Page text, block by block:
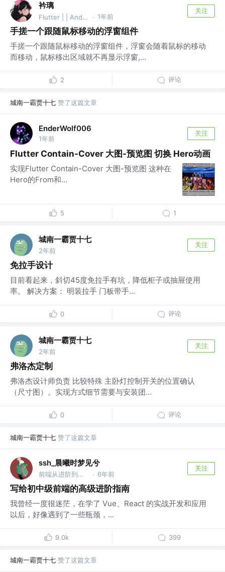
衿璃
Flutter | | Android · 1年前
关注
手搓一个跟随鼠标移动的浮窗组件
手搓一个跟随鼠标移动的浮窗组件，浮窗会随着鼠标的移动
而移动，鼠标移出区域就不再显示浮窗,...
2 评论
城南一霸贾十七 赞了这篇文章
EnderWolf006
1年前
关注
Flutter Contain-Cover 大图-预览图 切换 Hero动画
实现Flutter Contain-Cover 大图-预览图 这种在
Hero的From和...
5 1
城南一霸贾十七
2年前
关注
免拉手设计
目前看起来，斜切45度免拉手有坑，降低柜子或抽屉使用
率。 解决方案： 明装拉手 门板带手...
0 评论
城南一霸贾十七
2年前
关注
弗洛杰定制
弗洛杰设计师负责 比较特殊 主卧灯控制开关的位置确认
（尺寸图）。实现方式细节需要与安装团...
0 评论
城南一霸贾十七 赞了这篇文章
ssh_晨曦时梦见兮
前端从进阶到入院 @字节跳动 · 6年前
关注
写给初中级前端的高级进阶指南
我曾经一度很迷茫，在学了 Vue、React 的实战开发和应用
以后，好像遇到了一些瓶颈，...
9.0k 399
城南一霸贾十七 赞了这篇文章